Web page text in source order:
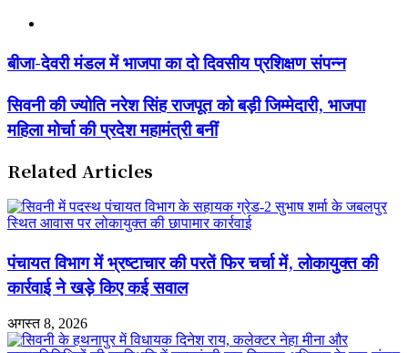
बीजा-
देवरी
में
भाजपा
का
दिवसीय
संपन्न
बीजा-देवरी मंडल में भाजपा का दो दिवसीय प्रशिक्षण संपन्न
सिवनी
की
ज्योति
सिंह
राजपूत
को
बड़ी
जिम्मेदारी,
महिला
मोर्चा
की
महामंत्री
बनीं
सिवनी की ज्योति नरेश सिंह राजपूत को बड़ी जिम्मेदारी, भाजपा
महिला मोर्चा की प्रदेश महामंत्री बनीं
Related Articles
पंचायत विभाग में भ्रष्टाचार की परतें फिर चर्चा में, लोकायुक्त की
कार्रवाई ने खड़े किए कई सवाल
अगस्त 8, 2026